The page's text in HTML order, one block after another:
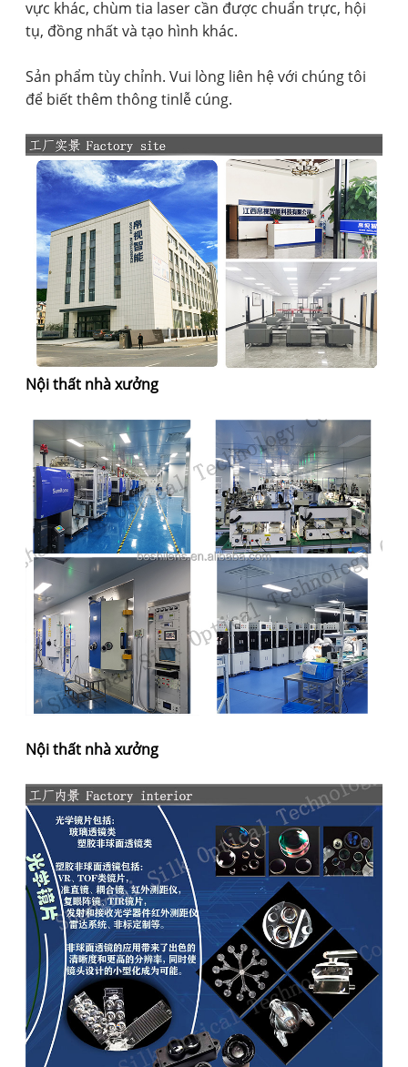
vực khác, chùm tia laser cần được chuẩn trực, hội
tụ, đồng nhất và tạo hình khác.
Sản phẩm tùy chỉnh. Vui lòng liên hệ với chúng tôi
để biết thêm thông tinlễ cúng.
Nội thất nhà xưởng
Nội thất nhà xưởng